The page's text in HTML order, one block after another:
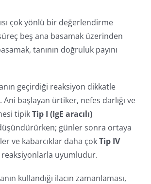
çok yönlü bir değerlendirme
beş ana basamak üzerinden
tanının doğruluk payını
geçirdiği reaksiyon dikkatle
başlayan ürtiker, nefes darlığı ve
tipikTip I (IgE aracılı)
günler sonra ortaya
ve kabarcıklar daha çokTip IV
uyumludur.
kullandığı ilacın zamanlaması,